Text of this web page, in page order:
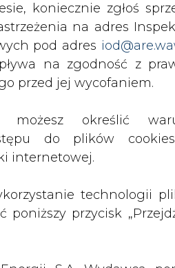
koniecznie zgłoś
na adres
pod adres
na zgodność z
przed jej wycofaniem.
określić
do plików
internetowej.
technologii
poniższy przycisk
w postaci newslettera
w tym informacje o
wszystkie artykuły